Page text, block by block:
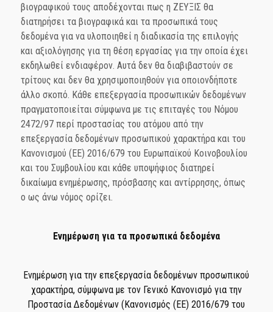
βιογραφικού τους αποδέχονται πως η ΖΕΥΞΙΣ θα
διατηρήσει τα βιογραφικά και τα προσωπικά τους
δεδομένα για να υλοποιηθεί η διαδικασία της επιλογής
και αξιολόγησης για τη θέση εργασίας για την οποία έχει
εκδηλωθεί ενδιαφέρον. Αυτά δεν θα διαβιβαστούν σε
τρίτους και δεν θα χρησιμοποιηθούν για οποιονδήποτε
άλλο σκοπό. Κάθε επεξεργασία προσωπικών δεδομένων
πραγματοποιείται σύμφωνα με τις επιταγές του Νόμου
2472/97 περί προστασίας του ατόμου από την
επεξεργασία δεδομένων προσωπικού χαρακτήρα και του
Κανονισμού (ΕΕ) 2016/679 του Ευρωπαϊκού Κοινοβουλίου
και του Συμβουλίου και κάθε υποψήφιος διατηρεί
δικαίωμα ενημέρωσης, πρόσβασης και αντίρρησης, όπως
ο ως άνω νόμος ορίζει.
Ενημέρωση για τα προσωπικά δεδομένα
Ενημέρωση για την επεξεργασία δεδομένων προσωπικού
χαρακτήρα, σύμφωνα με τον Γενικό Κανονισμό για την
Προστασία Δεδομένων (Κανονισμός (ΕΕ) 2016/679 του